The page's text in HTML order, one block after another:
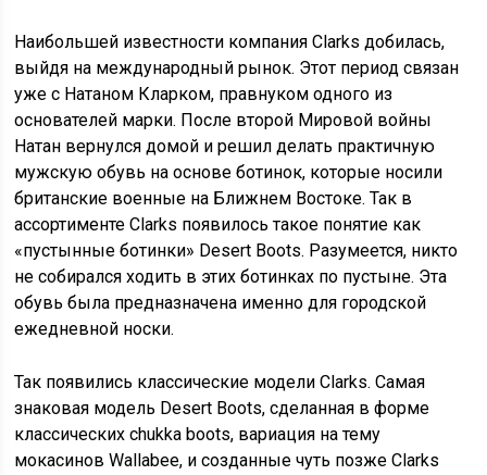
Наибольшей известности компания Clarks добилась,
выйдя на международный рынок. Этот период связан
уже с Натаном Кларком, правнуком одного из
основателей марки. После второй Мировой войны
Натан вернулся домой и решил делать практичную
мужскую обувь на основе ботинок, которые носили
британские военные на Ближнем Востоке. Так в
ассортименте Clarks появилось такое понятие как
«пустынные ботинки» Desert Boots. Разумеется, никто
не собирался ходить в этих ботинках по пустыне. Эта
обувь была предназначена именно для городской
ежедневной носки.
Так появились классические модели Clarks. Самая
знаковая модель Desert Boots, сделанная в форме
классических chukka boots, вариация на тему
мокасинов Wallabee, и созданные чуть позже Clarks